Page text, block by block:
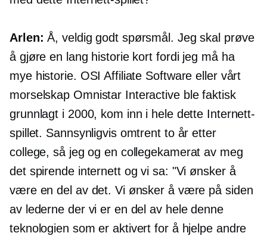
Arlen: Å, veldig godt spørsmål. Jeg skal prøve
å gjøre en lang historie kort fordi jeg må ha
mye historie. OSI Affiliate Software eller vårt
morselskap Omnistar Interactive ble faktisk
grunnlagt i 2000, kom inn i hele dette Internett-
spillet. Sannsynligvis omtrent to år etter
college, så jeg og en collegekamerat av meg
det spirende internett og vi sa: "Vi ønsker å
være en del av det. Vi ønsker å være på siden
av lederne der vi er en del av hele denne
teknologien som er aktivert for å hjelpe andre